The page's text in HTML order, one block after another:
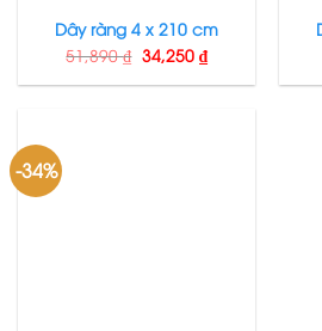
Dây ràng 4 x 210 cm
51,890₫ 34,250 ₫
-34%